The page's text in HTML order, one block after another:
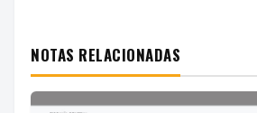
NOTAS RELACIONADAS